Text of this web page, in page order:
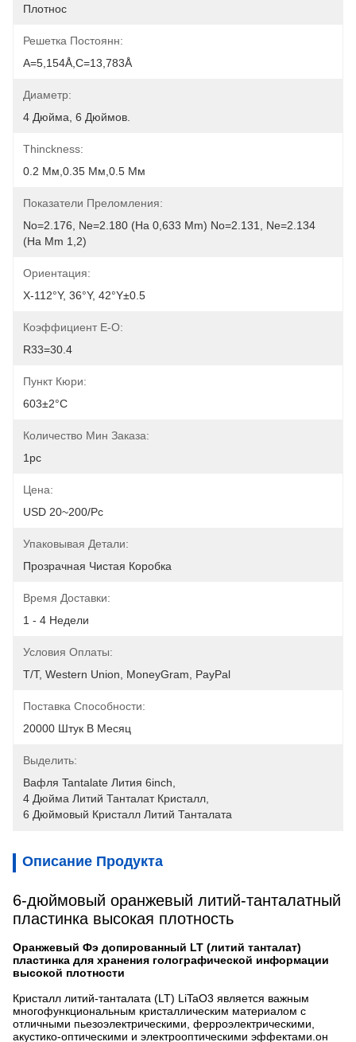
Плотнос
Решетка Постоянн:
A=5,154Å,c=13,783Å
Диаметр:
4 Дюйма, 6 Дюймов.
Thinckness:
0.2 Мм,0.35 Мм,0.5 Мм
Показатели Преломления:
No=2.176, Ne=2.180 (на 0,633 Μm) No=2.131, Ne=2.134
(на Μm 1,2)
Ориентация:
X-112°Y, 36°Y, 42°Y±0.5
Коэффициент E-O:
R33=30.4
Пункт Кюри:
603±2°C
Количество Мин Заказа:
1pc
Цена:
USD 20~200/pc
Упаковывая Детали:
Прозрачная Чистая Коробка
Время Доставки:
1 - 4 Недели
Условия Оплаты:
T/T, Western Union, MoneyGram, PayPal
Поставка Способности:
20000 Штук В Месяц
Выделить:
Вафля Tantalate Лития 6inch
4 Дюйма Литий Танталат Кристалл
6 Дюймовый Кристалл Литий Танталата
Описание Продукта
6-дюймовый оранжевый литий-танталатный
пластинка высокая плотность
Оранжевый Фэ допированный LT (литий танталат)
пластинка для хранения голографической информации
высокой плотности
Кристалл литий-танталата (LT) LiTaO3 является важным
многофункциональным кристаллическим материалом с
отличными пьезоэлектрическими, ферроэлектрическими,
акустико-оптическими и электрооптическими эффектами.он